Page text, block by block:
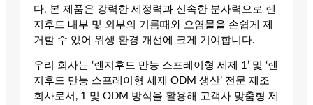
다. 본 제품은 강력한 세정력과 신속한 분사력으로 렌
지후드 내부 및 외부의 기름때와 오염물을 손쉽게 제
거할 수 있어 위생 환경 개선에 크게 기여합니다.
우리 회사는 ‘렌지후드 만능 스프레이형 세제 1’ 및 ‘렌
지후드 만능 스프레이형 세제 ODM 생산’ 전문 제조
회사로서, 1 및 ODM 방식을 활용해 고객사 맞춤형 제